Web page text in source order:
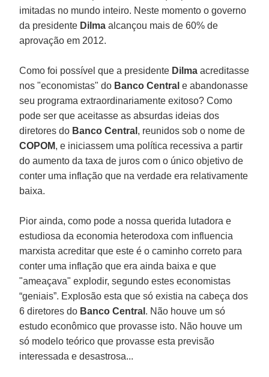
imitadas no mundo inteiro. Neste momento o governo
da presidente Dilma alcançou mais de 60% de
aprovação em 2012.
Como foi possível que a presidente Dilma acreditasse
nos "economistas" do Banco Central e abandonasse
seu programa extraordinariamente exitoso? Como
pode ser que aceitasse as absurdas ideias dos
diretores do Banco Central , reunidos sob o nome de
COPOM, e iniciassem uma política recessiva a partir
do aumento da taxa de juros com o único objetivo de
conter uma inflação que na verdade era relativamente
baixa.
Pior ainda, como pode a nossa querida lutadora e
estudiosa da economia heterodoxa com influencia
marxista acreditar que este é o caminho correto para
conter uma inflação que era ainda baixa e que
"ameaçava" explodir, segundo estes economistas
“geniais”. Explosão esta que só existia na cabeça dos
6 diretores do Banco Central . Não houve um só
estudo econômico que provasse isto. Não houve um
só modelo teórico que provasse esta previsão
interessada e desastrosa...